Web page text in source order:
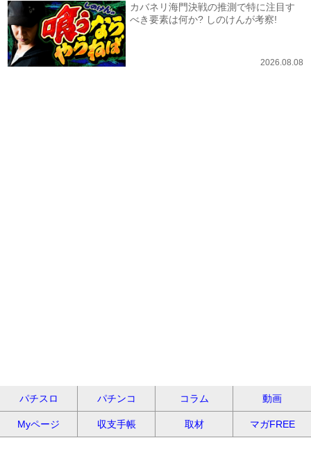
カバネリ海門決戦の推測で特に注目す
べき要素は何か? しのけんが考察!
2026.08.08
パチスロ パチンコ コラム 動画
Myページ 収支手帳 取材 マガFREE